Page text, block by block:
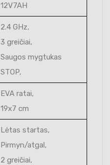
12V7AH
2.4 GHz,
3 greičiai,
Saugos mygtukas
STOP,
EVA ratai,
19x7 cm
Lėtas startas,
Pirmyn/atgal,
2 greičiai,